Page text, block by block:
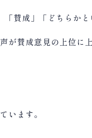
賛成」「どちらか
賛成意見の上位に
います。